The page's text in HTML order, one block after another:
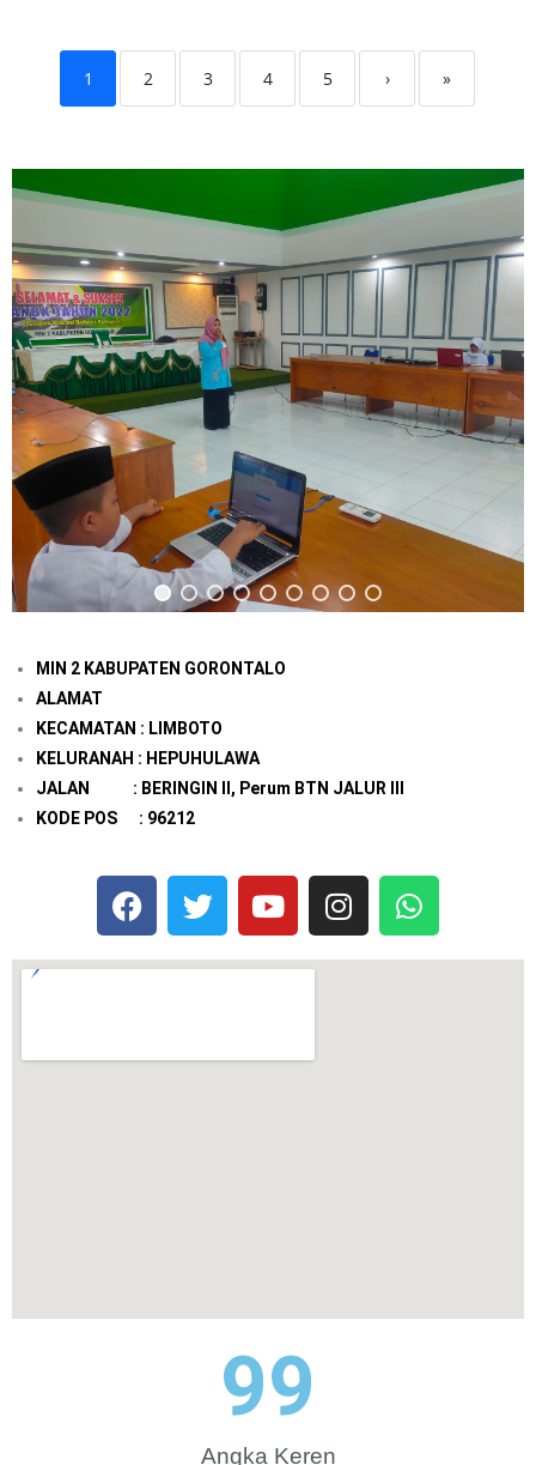
1 2 3 4 5 › »
MIN 2 KABUPATEN GORONTALO
ALAMAT
KECAMATAN : LIMBOTO
KELURANAH : HEPUHULAWA
JALAN : BERINGIN II, Perum BTN JALUR III
KODE POS : 96212
Angka Keren
100